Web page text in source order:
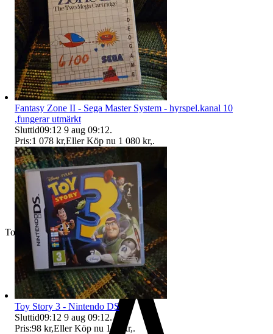
Toppsäljare
Fantasy Zone II - Sega Master System - hyrspel.kanal 10
,fungerar utmärkt
Sluttid09:12 9 aug 09:12.
Pris:1 078 kr,Eller Köp nu 1 080 kr,.
Toy Story 3 - Nintendo DS
Sluttid09:12 9 aug 09:12.
Pris:98 kr,Eller Köp nu 100 kr,.